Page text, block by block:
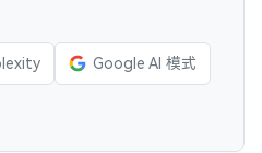
Google AI 模式